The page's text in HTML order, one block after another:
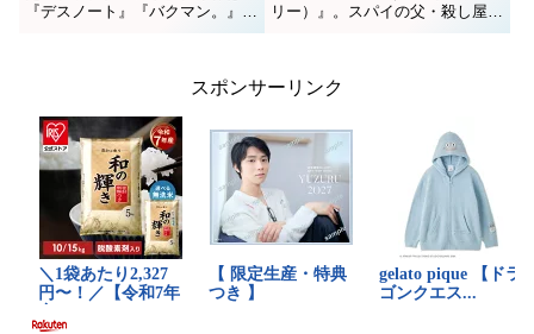
『デスノート』『バクマン。』の
大場つぐみ・小畑健がタッグを組
ています。しかし「つまらな
も...
リー）』。スパイの父・殺し屋の
母・超能力者の娘が互いに正体を
ディが大人気の作品です。原作コ
スポンサーリンク